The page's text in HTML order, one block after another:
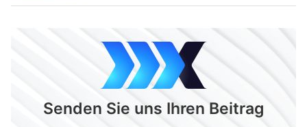
Senden Sie uns Ihren Beitrag